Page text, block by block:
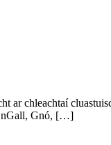
ar chleachtaí
nGall, Gnó, […]